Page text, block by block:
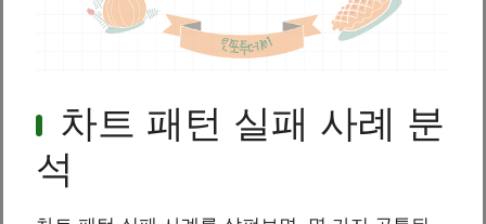
차트 패턴 실패 사례 분
석